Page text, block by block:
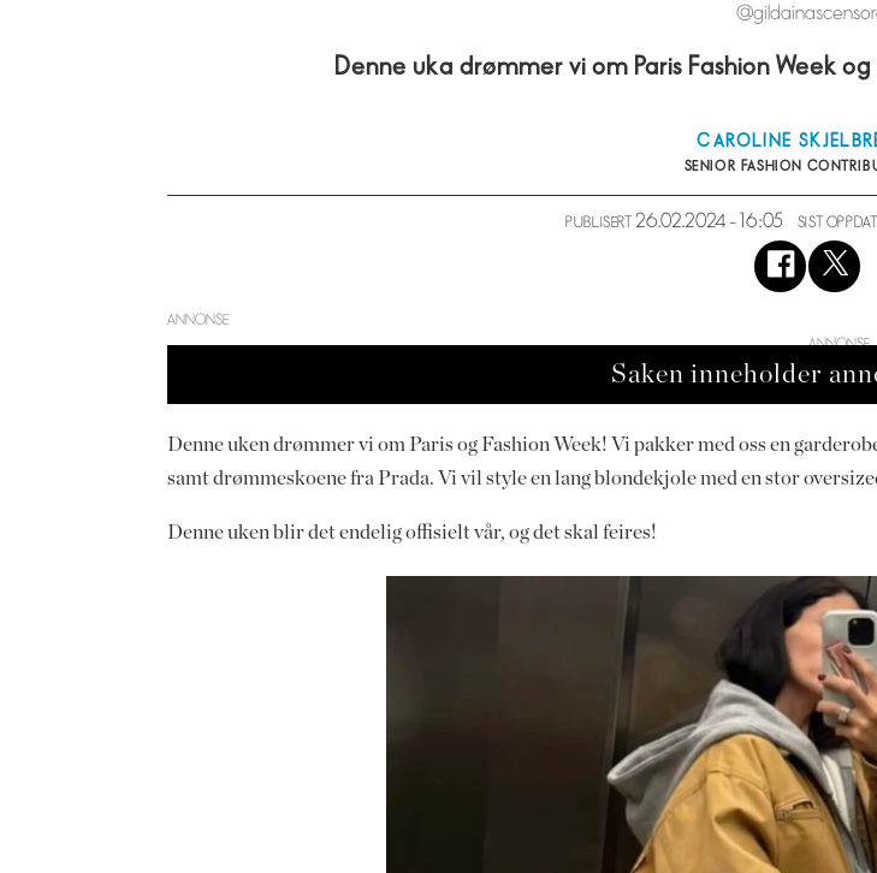
Denne uka drømmer vi om Paris Fashion Week
CAROLINE
SENIOR FASHION
PUBLISERT 26.02.2024 - 16:05 SIST
ANNONSE
Saken inneholder
Denne uken drømmer vi om Paris og Fashion Week! Vi pakker med oss en
samt drømmeskoene fra Prada. Vi vil style en lang blondekjole med en stor
Denne uken blir det endelig offisielt vår, og det skal feires!